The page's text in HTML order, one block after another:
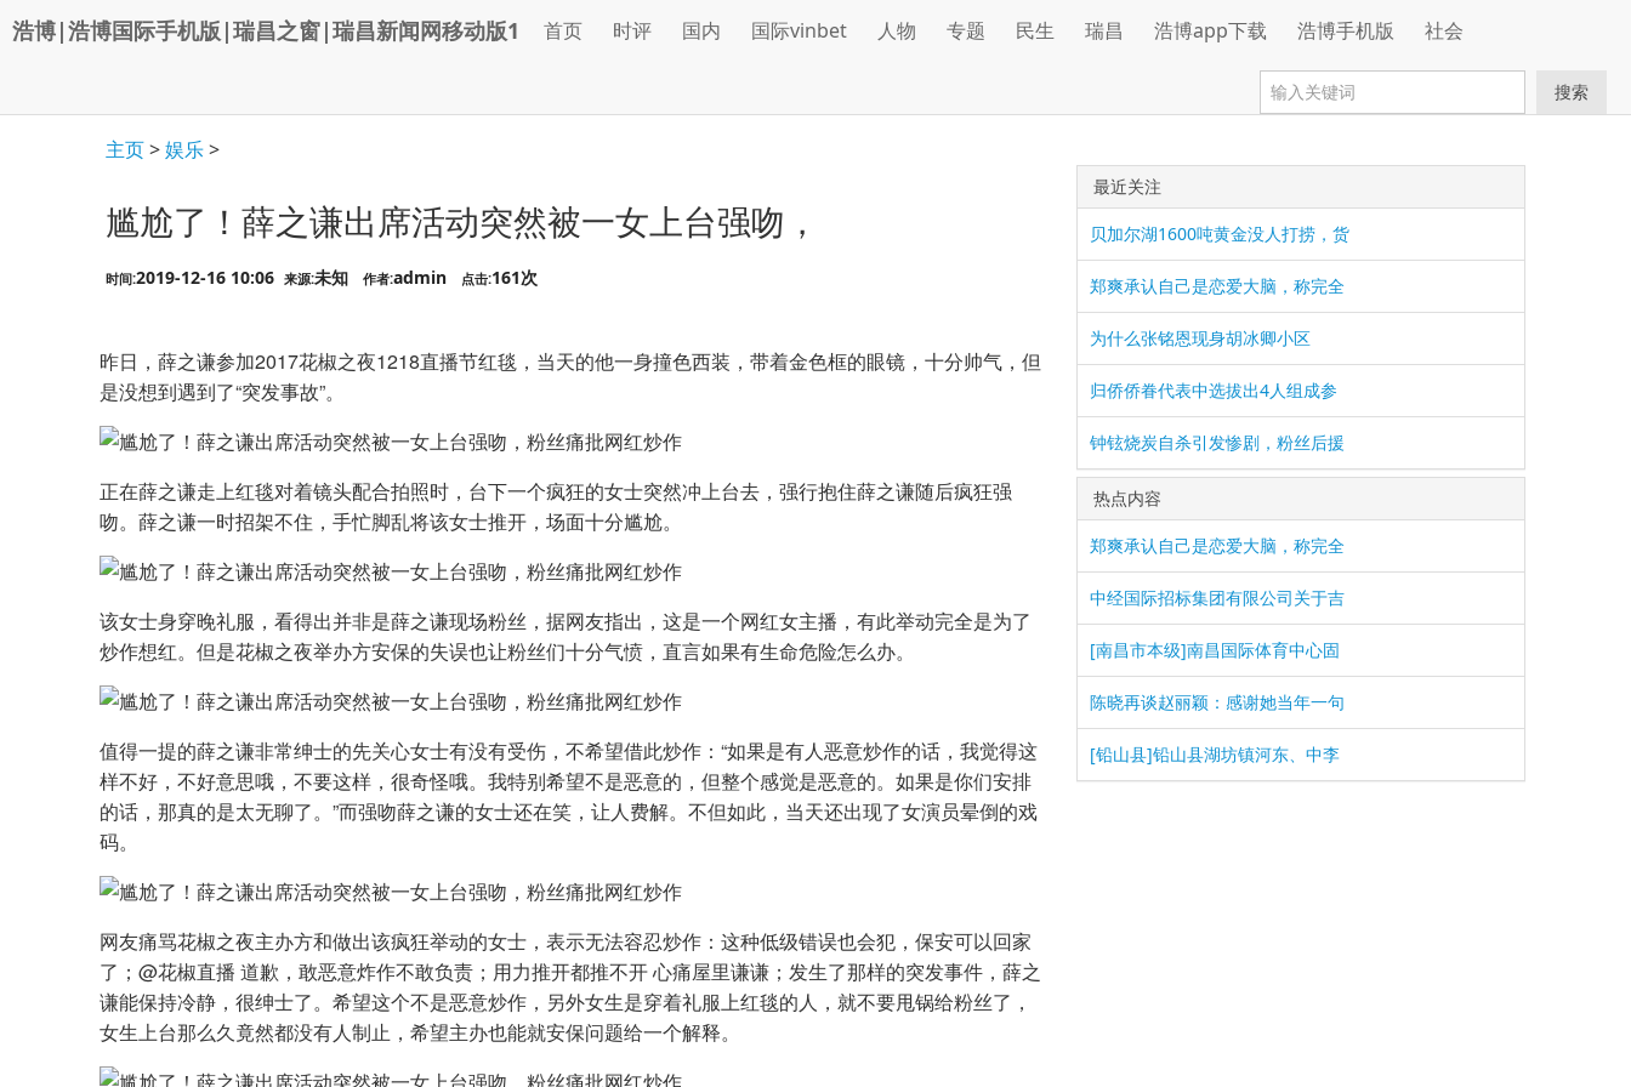
浩博|浩博国际手机版|瑞昌之窗|瑞昌新闻网移动版1 首页 时评 国内 国际vinbet 人物 专题 民生 瑞昌 浩博app下载 浩博手机版 社会
搜索
主页>娱乐>
尴尬了！薛之谦出席活动突然被一女上台强吻，
时间:2019-12-16 10:06 来源:未知 作者:admin 点击:161次
昨日，薛之谦参加2017花椒之夜1218直播节红毯，当天的他一身撞色西装，带着金色框的眼镜，十分帅气，但
是没想到遇到了“突发事故”。
正在薛之谦走上红毯对着镜头配合拍照时，台下一个疯狂的女士突然冲上台去，强行抱住薛之谦随后疯狂强
吻。薛之谦一时招架不住，手忙脚乱将该女士推开，场面十分尴尬。
该女士身穿晚礼服，看得出并非是薛之谦现场粉丝，据网友指出，这是一个网红女主播，有此举动完全是为了
炒作想红。但是花椒之夜举办方安保的失误也让粉丝们十分气愤，直言如果有生命危险怎么办。
值得一提的薛之谦非常绅士的先关心女士有没有受伤，不希望借此炒作：“如果是有人恶意炒作的话，我觉得这
样不好，不好意思哦，不要这样，很奇怪哦。我特别希望不是恶意的，但整个感觉是恶意的。如果是你们安排
的话，那真的是太无聊了。”而强吻薛之谦的女士还在笑，让人费解。不但如此，当天还出现了女演员晕倒的戏
码。
网友痛骂花椒之夜主办方和做出该疯狂举动的女士，表示无法容忍炒作：这种低级错误也会犯，保安可以回家
了；@花椒直播 道歉，敢恶意炸作不敢负责；用力推开都推不开 心痛屋里谦谦；发生了那样的突发事件，薛之
谦能保持冷静，很绅士了。希望这个不是恶意炒作，另外女生是穿着礼服上红毯的人，就不要甩锅给粉丝了，
女生上台那么久竟然都没有人制止，希望主办也能就安保问题给一个解释。
最近关注
贝加尔湖1600吨黄金没人打捞，货
郑爽承认自己是恋爱大脑，称完全
为什么张铭恩现身胡冰卿小区
归侨侨眷代表中选拔出4人组成参
钟铉烧炭自杀引发惨剧，粉丝后援
热点内容
郑爽承认自己是恋爱大脑，称完全
中经国际招标集团有限公司关于吉
[南昌市本级]南昌国际体育中心固
陈晓再谈赵丽颖：感谢她当年一句
[铅山县]铅山县湖坊镇河东、中李